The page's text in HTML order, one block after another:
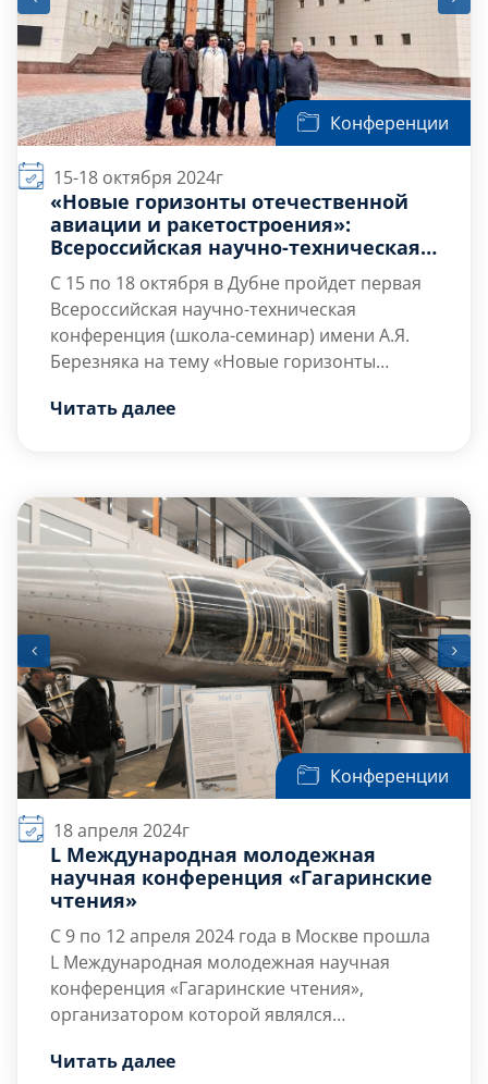
Конференции
15-18 октября 2024г
«Новые горизонты отечественной
авиации и ракетостроения»:
Всероссийская научно-техническая
конференция в Дубне
С 15 по 18 октября в Дубне пройдет первая
Всероссийская научно-техническая
конференция (школа-семинар) имени А.Я.
Березняка на тему «Новые горизонты
Данное мероприятие организовано
Балтийского государственного технического
университета «ВОЕНМЕХ» имени Д. Ф.
Устинова.
участников из […]
Читать далее
Конференции
18 апреля 2024г
L Международная молодежная
научная конференция «Гагаринские
чтения»
С 9 по 12 апреля 2024 года в Москве прошла
L Международная молодежная научная
конференция «Гагаринские чтения»,
организатором которой являлся
докладами:
Читать далее